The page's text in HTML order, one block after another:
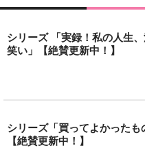
シリーズ 「実録！私の人生、
笑い」【絶賛更新中！】
シリーズ「買ってよかったも
【絶賛更新中！】